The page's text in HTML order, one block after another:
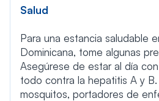
Salud
Para una estancia saludable
Dominicana, tome algunas
Asegúrese de estar al día
todo contra la hepatitis A y
mosquitos, portadores de